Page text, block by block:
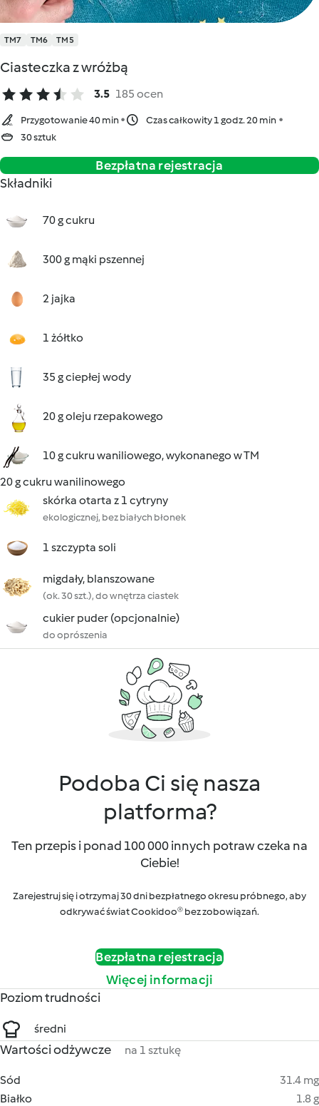
TM7 TM6 TM5
Ciasteczka z wróżbą
3.5 185 ocen
Przygotowanie 40 min
Czas całkowity 1 godz. 20 min
30 sztuk
Bezpłatna rejestracja
Składniki
70 g cukru
300 g mąki pszennej
2 jajka
1 żółtko
35 g ciepłej wody
20 g oleju rzepakowego
10 g cukru waniliowego, wykonanego w TM
20 g cukru wanilinowego
skórka otarta z 1 cytryny
ekologicznej, bez białych błonek
1 szczypta soli
migdały, blanszowane
(ok. 30 szt.), do wnętrza ciastek
cukier puder (opcjonalnie)
do oprószenia
Podoba Ci się nasza
platforma?
Ten przepis i ponad 100 000 innych potraw czeka na
Ciebie!
Zarejestruj się i otrzymaj 30 dni bezpłatnego okresu próbnego, aby
odkrywać świat Cookidoo® bez zobowiązań.
Bezpłatna rejestracja
Więcej informacji
Poziom trudności
średni
Wartości odżywcze na 1 sztukę
Sód
31.4 mg
Białko
1.8 g